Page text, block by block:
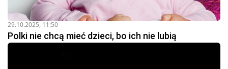
29.10.2025, 11:50
Polki nie chcą mieć dzieci, bo ich nie lubią